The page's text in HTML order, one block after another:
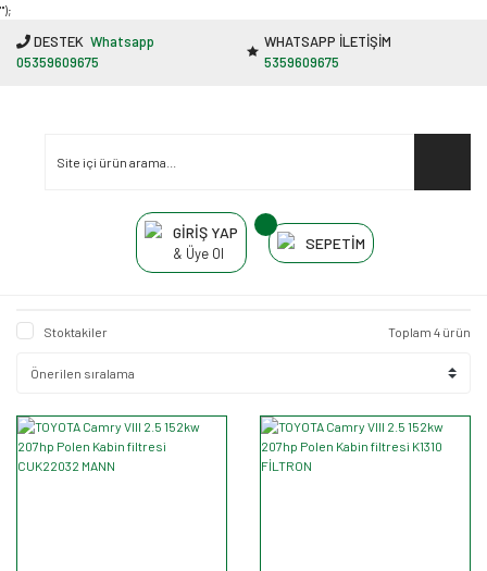
"');
DESTEK Whatsapp
05359609675
WHATSAPP İLETİŞİM
5359609675
GİRİŞ YAP
& Üye Ol
SEPETİM
Stoktakiler Toplam 4 ürün